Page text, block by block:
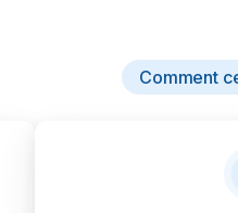
Comment